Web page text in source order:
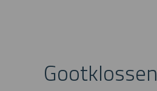
Gootklossen